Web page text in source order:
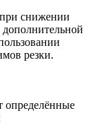
при снижении
дополнительной
резки.
определённые